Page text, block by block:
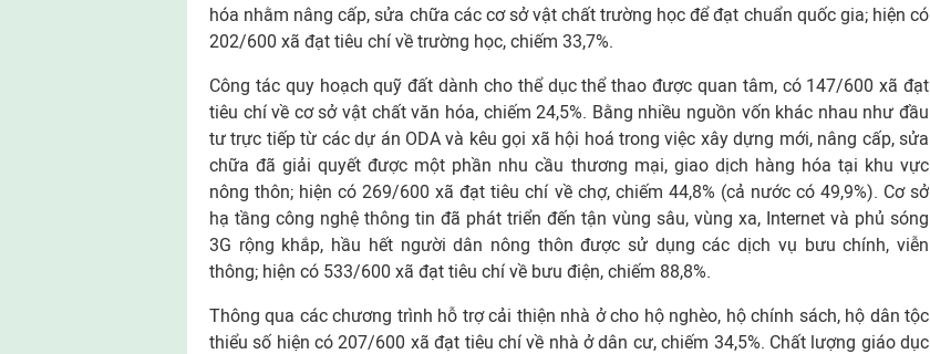
hóa nhằm nâng cấp, sửa chữa các cơ sở vật chất trường học để đạt chuẩn quốc gia; hiện có
202/600 xã đạt tiêu chí về trường học, chiếm 33,7%.
Công tác quy hoạch quỹ đất dành cho thể dục thể thao được quan tâm, có 147/600 xã đạt
tiêu chí về cơ sở vật chất văn hóa, chiếm 24,5%. Bằng nhiều nguồn vốn khác nhau như đầu
tư trực tiếp từ các dự án ODA và kêu gọi xã hội hoá trong việc xây dựng mới, nâng cấp, sửa
chữa đã giải quyết được một phần nhu cầu thương mại, giao dịch hàng hóa tại khu vực
nông thôn; hiện có 269/600 xã đạt tiêu chí về chợ, chiếm 44,8% (cả nước có 49,9%). Cơ sở
hạ tầng công nghệ thông tin đã phát triển đến tận vùng sâu, vùng xa, Internet và phủ sóng
3G rộng khắp, hầu hết người dân nông thôn được sử dụng các dịch vụ bưu chính, viễn
thông; hiện có 533/600 xã đạt tiêu chí về bưu điện, chiếm 88,8%.
Thông qua các chương trình hỗ trợ cải thiện nhà ở cho hộ nghèo, hộ chính sách, hộ dân tộc
thiểu số hiện có 207/600 xã đạt tiêu chí về nhà ở dân cư, chiếm 34,5%. Chất lượng giáo dục